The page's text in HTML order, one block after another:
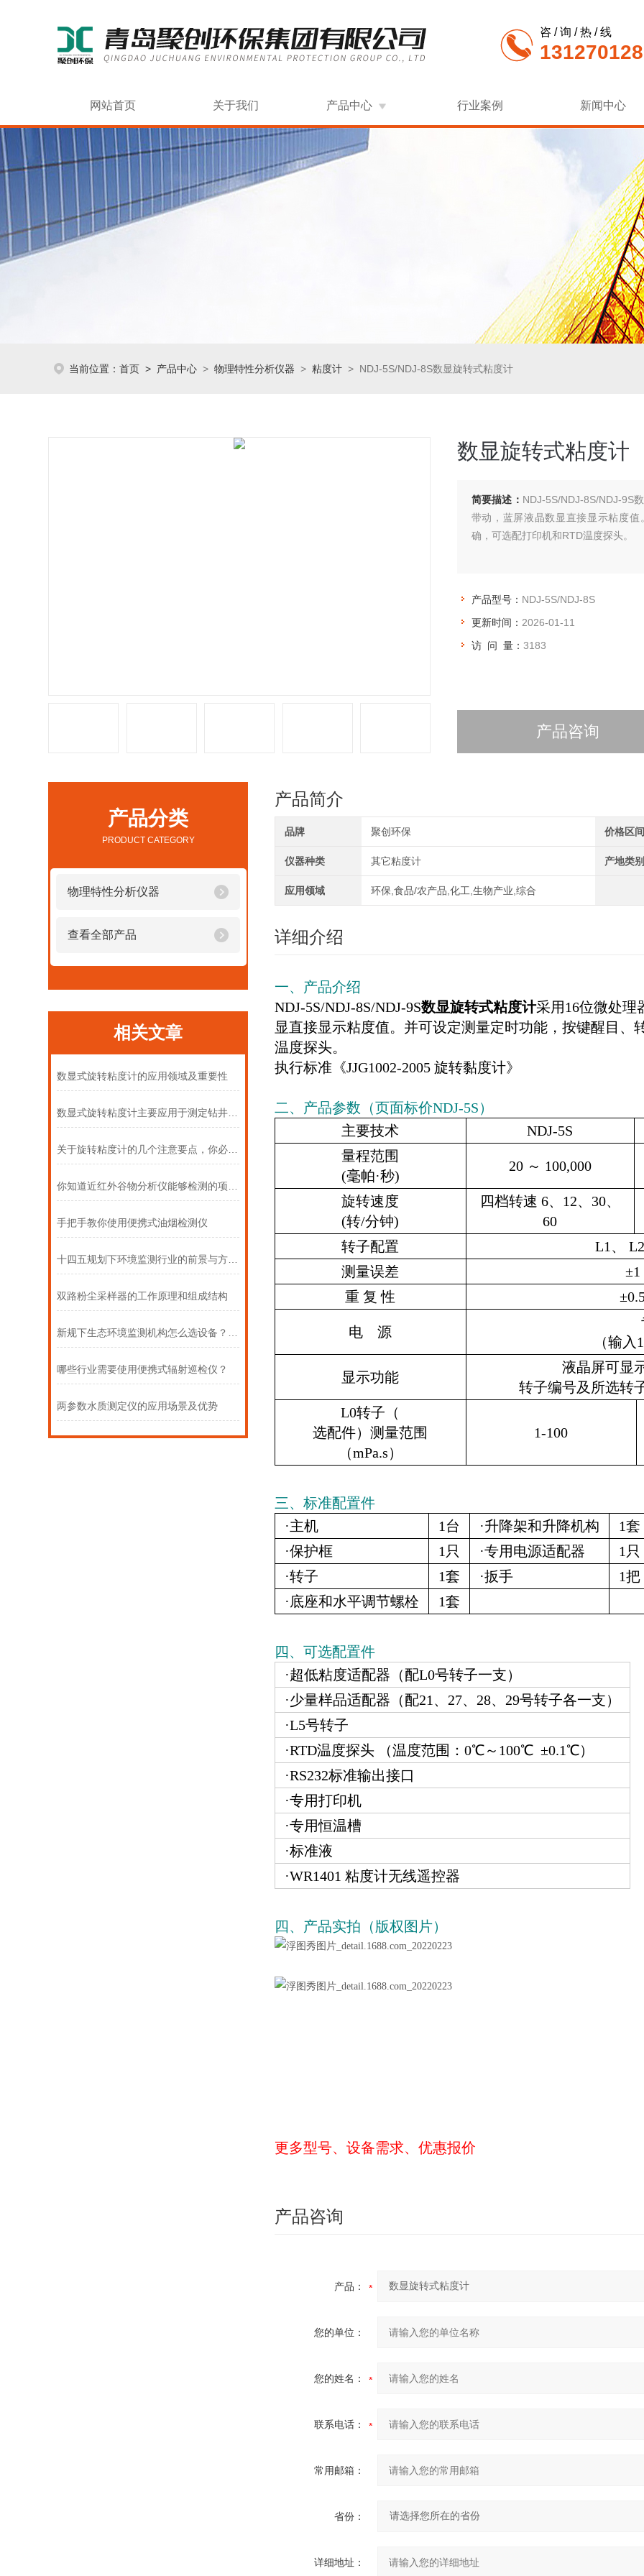
咨 / 询 / 热 / 线
网站首页 关于我们 产品中心 行业案例 新闻中心
当前位置： 首页 > 产品中心 > 物理特性分析仪器 > 粘度计 > NDJ-5S/NDJ-8S数显旋转式粘度计
数显旋转式粘度计
简要描述： NDJ-5S/NDJ-8S/NDJ-9S
带动，蓝屏液晶数显直接显示粘度
确，可选配打印机和RTD温度探头。
产品型号： NDJ-5S/NDJ-8S
更新时间： 2026-01-11
访 问 量： 3183
产品咨询
产品分类
PRODUCT CATEGORY
物理特性分析仪器
查看全部产品
相关文章
数显式旋转粘度计的应用领域及重要性
手把手教你使用便携式油烟检测仪
双路粉尘采样器的工作原理和组成结构
哪些行业需要使用便携式辐射巡检仪？
两参数水质测定仪的应用场景及优势
产品简介
品牌 聚创环保 价格区间
仪器种类 其它粘度计 产地类别
应用领域 环保,食品/农产品,化工,生物产业,综合
详细介绍
一、产品介绍
NDJ-5S/NDJ-8S/NDJ-9S数显旋转式粘度计采用16位微处理
显直接显示粘度值。并可设定测量定时功能，按键醒目、
温度探头。
执行标准《JJG1002-2005 旋转黏度计》
二、产品参数（页面标价NDJ-5S）
主要技术
NDJ-5S
量程范围
(毫帕·秒)
20 ～ 100,000
旋转速度
(转/分钟)
四档转速 6、12、30、
60
转子配置
L1、
测量误差
±1
重 复 性
电 源
（输
显示功能
液晶屏可显
转子编号及所选转
L0转子（
选配件）测量范围
（mPa.s）
1-100
三、标准配置件
·主机
1台 ·升降架和升降机构
1套
·保护框
1只 ·专用电源适配器
1只
·转子
1套 ·扳手
1把
·底座和水平调节螺栓
1套
四、可选配置件
·超低粘度适配器（配L0号转子一支）
·少量样品适配器（配21、27、28、29号转子各一支）
·L5号转子
·RTD温度探头 （温度范围：0℃～100℃ ±0.1℃）
·RS232标准输出接口
·专用打印机
·专用恒温槽
·标准液
·WR1401 粘度计无线遥控器
四、产品实拍（版权图片）
更多型号、设备需求、优惠报价
产品咨询
产品：
您的单位：
您的姓名：
联系电话：
常用邮箱：
省份：
详细地址：